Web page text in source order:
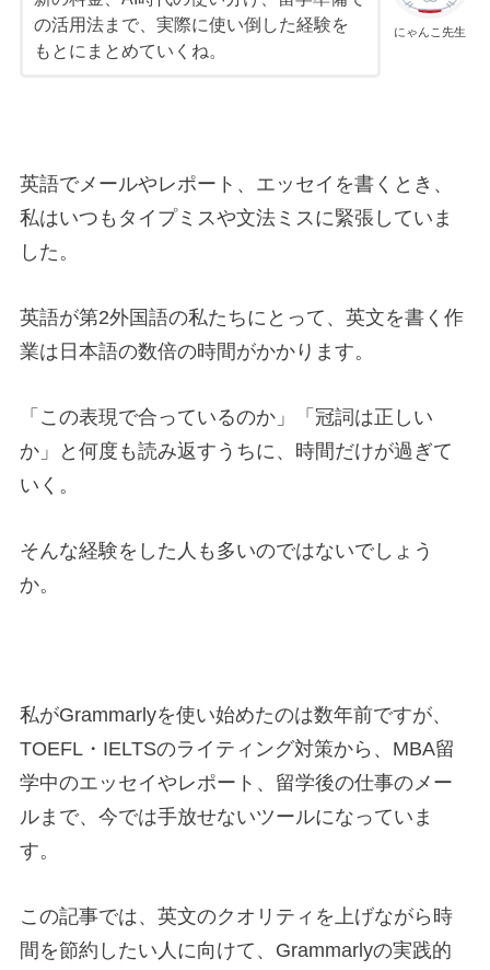
にゃんこ先生
の活用法まで、実際に使い倒した経験を
もとにまとめていくね。
英語でメールやレポート、エッセイを書くとき、
私はいつもタイプミスや文法ミスに緊張していま
した。
英語が第2外国語の私たちにとって、英文を書く作
業は日本語の数倍の時間がかかります。
「この表現で合っているのか」「冠詞は正しい
か」と何度も読み返すうちに、時間だけが過ぎて
いく。
そんな経験をした人も多いのではないでしょう
か。
私がGrammarlyを使い始めたのは数年前ですが、
TOEFL・IELTSのライティング対策から、MBA留
学中のエッセイやレポート、留学後の仕事のメー
ルまで、今では手放せないツールになっていま
す。
この記事では、英文のクオリティを上げながら時
間を節約したい人に向けて、Grammarlyの実践的